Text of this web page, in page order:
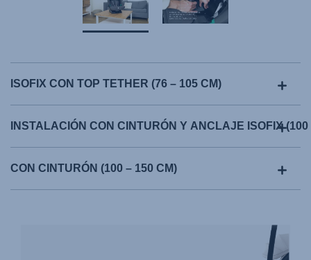
ISOFIX CON TOP TETHER (76 – 105 CM)
INSTALACIÓN CON CINTURÓN Y ANCLAJE ISOFIX (100
CON CINTURÓN (100 – 150 CM)